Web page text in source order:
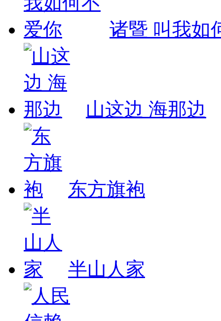
诸暨 叫我如
山这边 海那边
东方旗袍
半山人家